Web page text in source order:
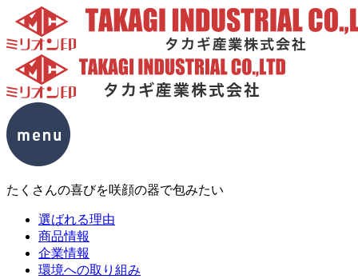
たくさんの喜びを咲顔の器で包みたい
選ばれる理由
商品情報
企業情報
環境への取り組み